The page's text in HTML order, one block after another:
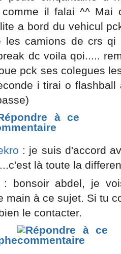
comme il falai ^^
a bord du vehicul
les camions de crs
dc voila qoi.....
pck ses colegues
i tirai o
: je suis d'accord
là toute la
: bonsoir abdel, je
main à ce sujet. Si tu
le contacter.